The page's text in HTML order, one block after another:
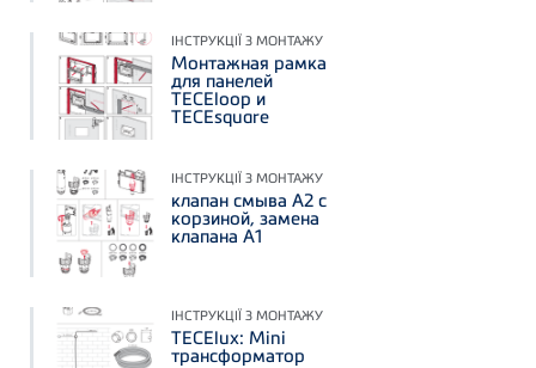
ІНСТРУКЦІЇ З МОНТАЖУ
Монтажная рамка
для панелей
TECEloop и
TECEsquare
ІНСТРУКЦІЇ З МОНТАЖУ
клапан смыва А2 с
корзиной, замена
клапана А1
ІНСТРУКЦІЇ З МОНТАЖУ
TECElux: Mini
трансформатор